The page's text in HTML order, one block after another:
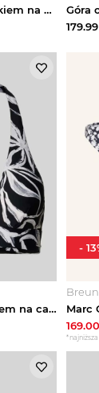
Majtki bikini z nadrukiem na całej powierzchni Marc O'Polo Czarny
179.99
Góra od bikini z wzorem na całej powierzchni Marc O'Polo Czarny
169.00
*najniższa
- 13